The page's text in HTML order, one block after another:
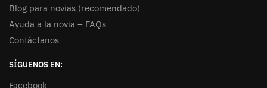
Blog para novias (recomendado)
Ayuda a la novia – FAQs
Contáctanos
SÍGUENOS EN:
Facebook